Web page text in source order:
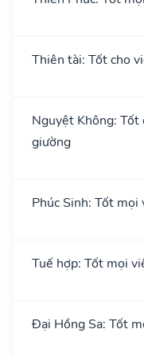
Thiên tài: Tốt cho
Nguyệt Không: Tốt
giường
Phúc Sinh: Tốt mọi
Tuế hợp: Tốt mọi
Đại Hồng Sa: Tốt